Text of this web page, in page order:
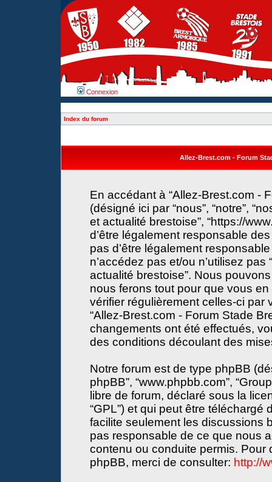
Connexion
Index du forum
Allez-Brest.com - Forum
En accédant à “Allez-Brest.com -
(désigné ici par “nous”, “notre”,
et actualité brestoise”, “https://
d’être légalement responsable
pas d’être légalement
n’accédez pas et/ou n’utilisez
actualité brestoise”. Nous
nous ferons tout pour que vous
vérifier régulièrement celles-ci par
“Allez-Brest.com - Forum Stade
changements ont été effectués,
des conditions découlant des
Notre forum est de type phpBB
phpBB”, “www.phpbb.com”,
libre de forum, déclaré sous la
“GPL”) et qui peut être téléchargé
facilite seulement les discussions
pas responsable de ce que nous
contenu ou conduite permis. Pour
phpBB, merci de consulter: http://